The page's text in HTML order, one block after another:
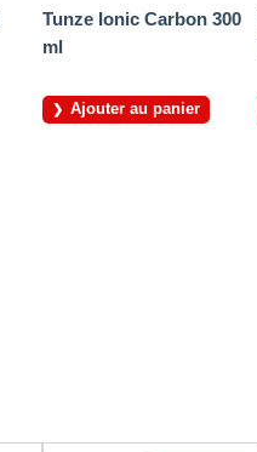
Tunze Ionic Carbon 300
ml
Ajouter au panier